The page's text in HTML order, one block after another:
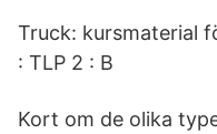
Truck: kursmaterial
: TLP 2 : B
Kort om de olika